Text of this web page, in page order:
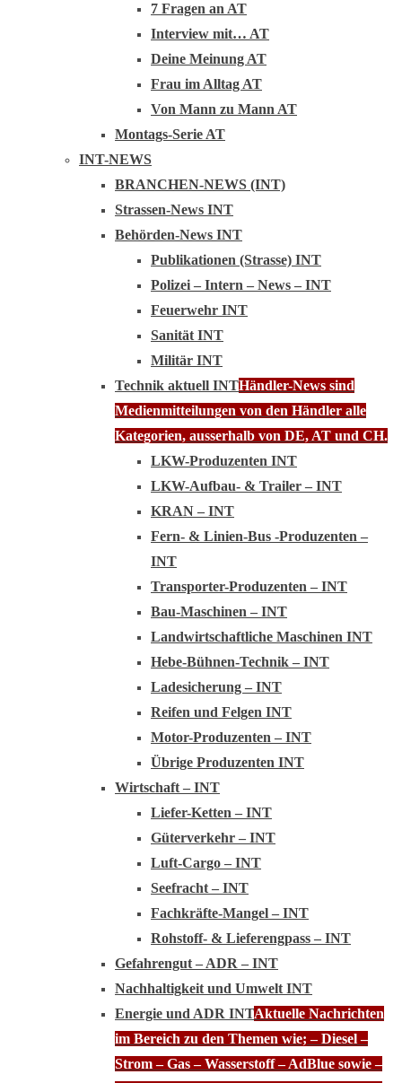
7 Fragen an AT
Interview mit… AT
Deine Meinung AT
Frau im Alltag AT
Von Mann zu Mann AT
Montags-Serie AT
INT-NEWS
BRANCHEN-NEWS (INT)
Strassen-News INT
Behörden-News INT
Publikationen (Strasse) INT
Polizei – Intern – News – INT
Feuerwehr INT
Sanität INT
Militär INT
Technik aktuell INTHändler-News sind
Medienmitteilungen von den Händler alle
Kategorien, ausserhalb von DE, AT und CH.
LKW-Produzenten INT
LKW-Aufbau- & Trailer – INT
KRAN – INT
Fern- & Linien-Bus -Produzenten –
INT
Transporter-Produzenten – INT
Bau-Maschinen – INT
Landwirtschaftliche Maschinen INT
Hebe-Bühnen-Technik – INT
Ladesicherung – INT
Reifen und Felgen INT
Motor-Produzenten – INT
Übrige Produzenten INT
Wirtschaft – INT
Liefer-Ketten – INT
Güterverkehr – INT
Luft-Cargo – INT
Seefracht – INT
Fachkräfte-Mangel – INT
Rohstoff- & Lieferengpass – INT
Gefahrengut – ADR – INT
Nachhaltigkeit und Umwelt INT
Energie und ADR INTAktuelle Nachrichten
im Bereich zu den Themen wie; – Diesel –
Strom – Gas – Wasserstoff – AdBlue sowie –